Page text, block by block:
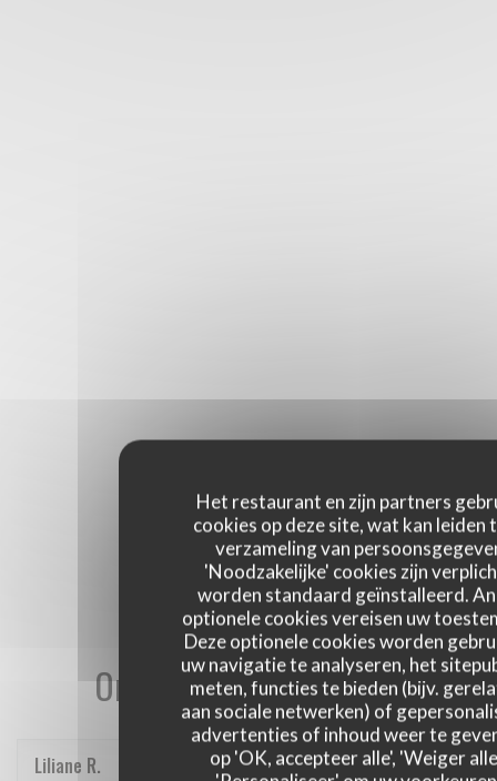
Het restaurant en zijn partners
cookies op deze site, wat kan leiden
verzameling van
'Noodzakelijke' cookies zijn
worden standaard geïnstalleerd.
optionele cookies vereisen uw
Deze optionele cookies worden
uw navigatie te analyseren, het
meten, functies te bieden (bijv.
aan sociale netwerken) of
advertenties of inhoud weer te
op 'OK, accepteer alle', 'Weiger
Onze gastbeoordelingen
Liliane R